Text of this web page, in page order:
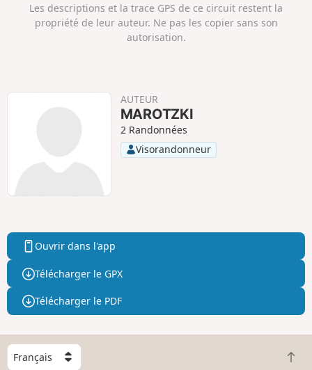
o
s
é
g
a
Les descriptions et la trace GPS de ce circuit restent la
propriété de leur auteur. Ne pas les copier sans son
autorisation.
AUTEUR
MAROTZKI
2 Randonnées
Visorandonneur
Ouvrir dans l'app
Télécharger le GPX
Télécharger le PDF
C
h
R